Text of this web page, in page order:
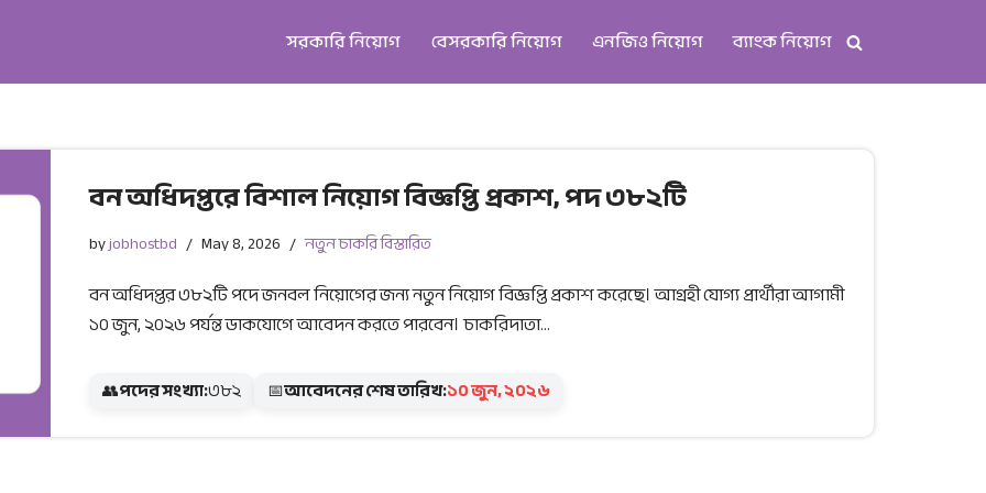
সরকারি নিয়োগ বেসরকারি নিয়োগ এনজিও নিয়োগ ব্যাংক নিয়োগ
বন অধিদপ্তরে বিশাল নিয়োগ বিজ্ঞপ্তি প্রকাশ, পদ ৩৮২টি
byjobhostbd May 8, 2026 নতুন চাকরি বিস্তারিত
বন অধিদপ্তর ৩৮২টি পদে জনবল নিয়োগের জন্য নতুন নিয়োগ বিজ্ঞপ্তি প্রকাশ করেছে। আগ্রহী যোগ্য প্রার্থীরা আগামী
১০ জুন, ২০২৬ পর্যন্ত ডাকযোগে আবেদন করতে পারবেন। চাকরিদাতা…
👥পদের সংখ্যা:৩৮২ 📅আবেদনের শেষ তারিখ:১০ জুন, ২০২৬